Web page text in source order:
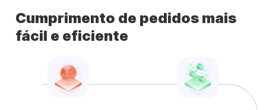
Cumprimento de pedidos mais
fácil e eficiente